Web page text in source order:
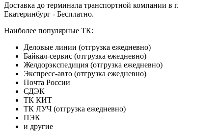
Доставка до терминала транспортной компании в г.
Екатеринбург - Бесплатно.
Наиболее популярные ТК:
Деловые линии (отгрузка ежедневно)
Байкал-сервис (отгрузка ежедневно)
Желдорэкспедиция (отгрузка ежедневно)
Экспресс-авто (отгрузка ежедневно)
Почта России
СДЭК
ТК КИТ
ТК ЛУЧ (отгрузка ежедневно)
ПЭК
и другие